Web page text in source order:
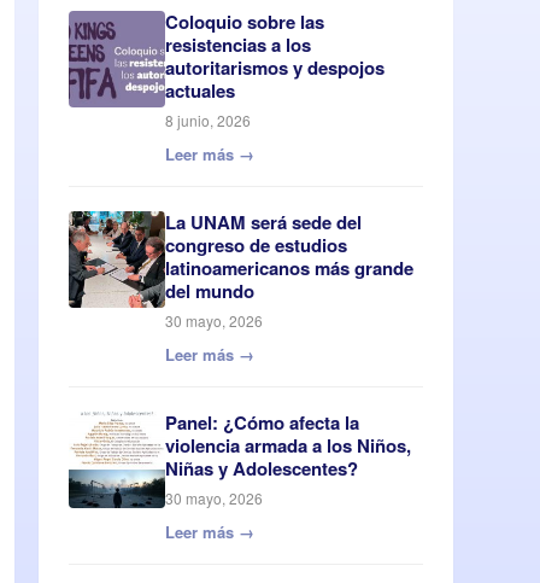
Coloquio sobre las
resistencias a los
autoritarismos y despojos
actuales
8 junio, 2026
Leer más →
La UNAM será sede del
congreso de estudios
latinoamericanos más grande
del mundo
30 mayo, 2026
Leer más →
Panel: ¿Cómo afecta la
violencia armada a los Niños,
Niñas y Adolescentes?
30 mayo, 2026
Leer más →